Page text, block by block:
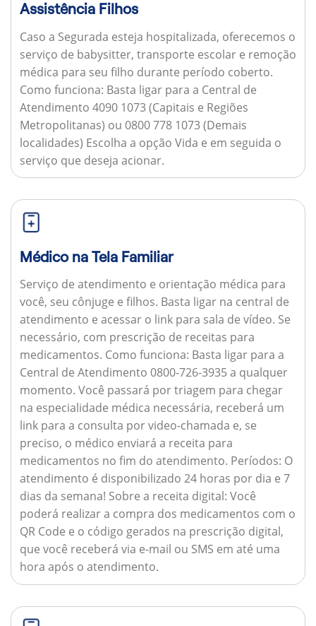
Assistência Filhos
Caso a Segurada esteja hospitalizada, oferecemos o
serviço de babysitter, transporte escolar e remoção
médica para seu filho durante período coberto.
Como funciona: Basta ligar para a Central de
Atendimento 4090 1073 (Capitais e Regiões
Metropolitanas) ou 0800 778 1073 (Demais
localidades) Escolha a opção Vida e em seguida o
serviço que deseja acionar.
Médico na Tela Familiar
Serviço de atendimento e orientação médica para
você, seu cônjuge e filhos. Basta ligar na central de
atendimento e acessar o link para sala de vídeo. Se
necessário, com prescrição de receitas para
medicamentos. Como funciona: Basta ligar para a
Central de Atendimento 0800-726-3935 a qualquer
momento. Você passará por triagem para chegar
na especialidade médica necessária, receberá um
link para a consulta por video-chamada e, se
preciso, o médico enviará a receita para
medicamentos no fim do atendimento. Períodos: O
atendimento é disponibilizado 24 horas por dia e 7
dias da semana! Sobre a receita digital: Você
poderá realizar a compra dos medicamentos com o
QR Code e o código gerados na prescrição digital,
que você receberá via e-mail ou SMS em até uma
hora após o atendimento.